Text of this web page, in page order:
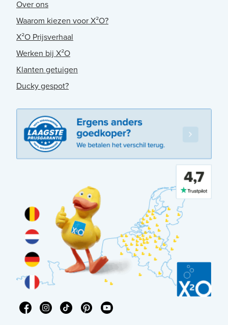
Over ons
Waarom kiezen voor X²O?
X²O Prijsverhaal
Werken bij X²O
Klanten getuigen
Ducky gespot?